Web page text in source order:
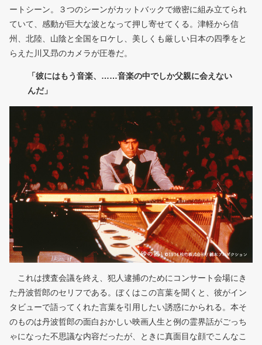
ートシーン。３つのシーンがカットバックで緻密に組み立てられ
ていて、感動が巨大な波となって押し寄せてくる。津軽から信
州、北陸、山陰と全国をロケし、美しくも厳しい日本の四季をと
らえた川又昻のカメラが圧巻だ。
「彼にはもう音楽、……音楽の中でしか父親に会えない
んだ」
これは捜査会議を終え、犯人逮捕のためにコンサート会場にき
た丹波哲郎のセリフである。ぼくはこの言葉を聞くと、彼がイン
タビューで語ってくれた言葉を引用したい誘惑にかられる。本そ
のものは丹波哲郎の面白おかしい映画人生と例の霊界話がごっち
ゃになった不思議な内容だったが、ときに真面目な顔でこんなこ